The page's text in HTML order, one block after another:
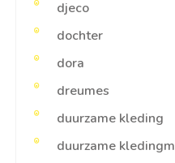
djeco
dochter
dora
dreumes
duurzame kleding
duurzame